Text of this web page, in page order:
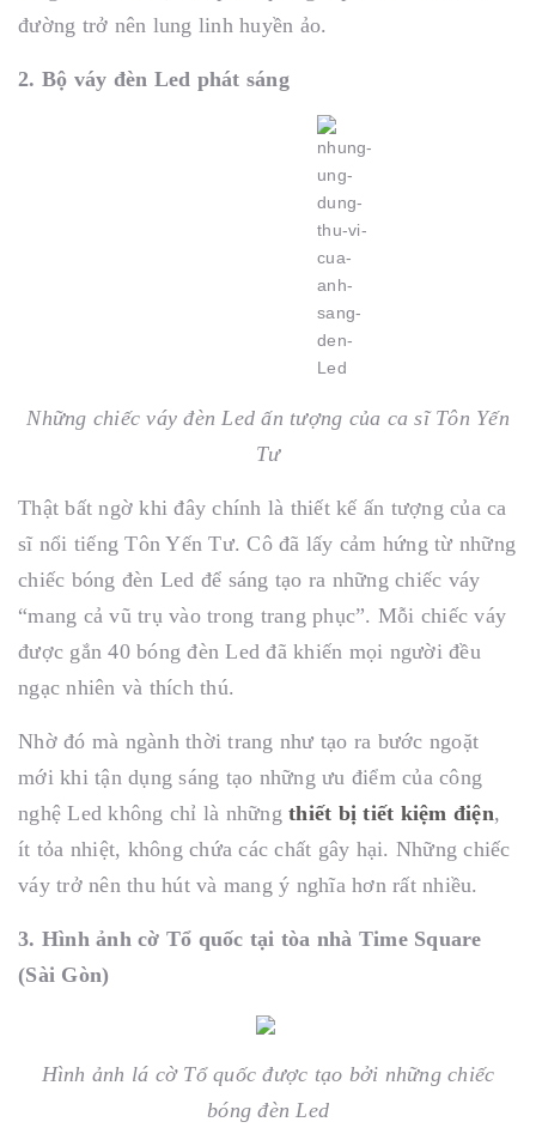
đường trở nên lung linh huyền ảo.
2. Bộ váy đèn Led phát sáng
Những chiếc váy đèn Led ấn tượng của ca sĩ Tôn Yến
Tư
Thật bất ngờ khi đây chính là thiết kế ấn tượng của ca
sĩ nổi tiếng Tôn Yến Tư. Cô đã lấy cảm hứng từ những
chiếc bóng đèn Led để sáng tạo ra những chiếc váy
“mang cả vũ trụ vào trong trang phục”. Mỗi chiếc váy
được gắn 40 bóng đèn Led đã khiến mọi người đều
ngạc nhiên và thích thú.
Nhờ đó mà ngành thời trang như tạo ra bước ngoặt
mới khi tận dụng sáng tạo những ưu điểm của công
nghệ Led không chỉ là những thiết bị tiết kiệm điện,
ít tỏa nhiệt, không chứa các chất gây hại. Những chiếc
váy trở nên thu hút và mang ý nghĩa hơn rất nhiều.
3. Hình ảnh cờ Tổ quốc tại tòa nhà Time Square
(Sài Gòn)
Hình ảnh lá cờ Tổ quốc được tạo bởi những chiếc
bóng đèn Led